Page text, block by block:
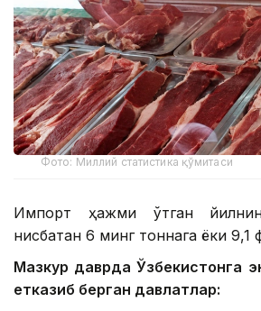
Фото: Миллий статистика қўмитаси
Импорт ҳажми ўтган
нисбатан 6 минг тоннага ёки 9,1
Мазкур даврда Ўзбекистонга
етказиб берган давлатлар: